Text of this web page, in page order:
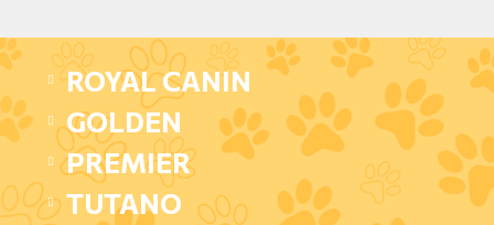
ROYAL CANIN
GOLDEN
PREMIER
TUTANO